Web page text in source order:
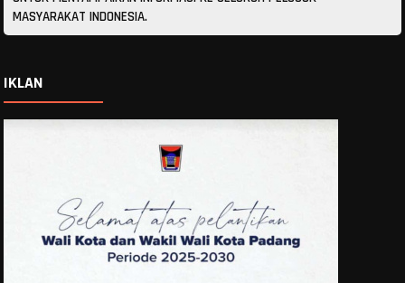
MASYARAKAT INDONESIA.
IKLAN